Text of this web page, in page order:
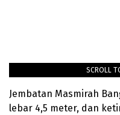
SCROLL
Jembatan Masmirah
lebar 4,5 meter, dan